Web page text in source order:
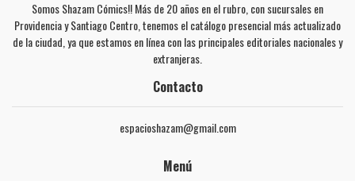
Somos Shazam Cómics!! Más de 20 años en el rubro, con sucursales en
Providencia y Santiago Centro, tenemos el catálogo presencial más actualizado
de la ciudad, ya que estamos en línea con las principales editoriales nacionales y
extranjeras.
Contacto
espacioshazam@gmail.com
Menú